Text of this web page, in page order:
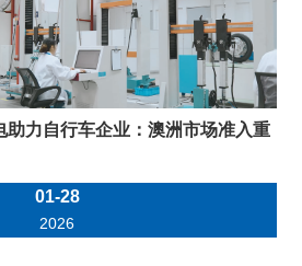
助力自行车企业：澳洲市场准入重
01-28
2026